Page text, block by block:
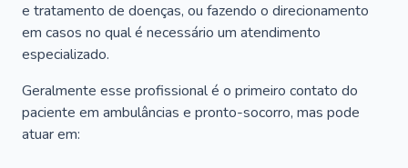
e tratamento de doenças, ou fazendo o direcionamento
em casos no qual é necessário um atendimento
especializado.
Geralmente esse profissional é o primeiro contato do
paciente em ambulâncias e pronto-socorro, mas pode
atuar em: